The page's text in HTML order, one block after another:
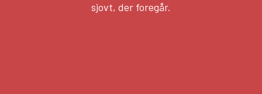
sjovt, der foregår.